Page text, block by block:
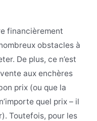
financièrement
obstacles à
De plus, ce n’est
aux enchères
prix (ou que la
quel prix – il
Toutefois, pour les